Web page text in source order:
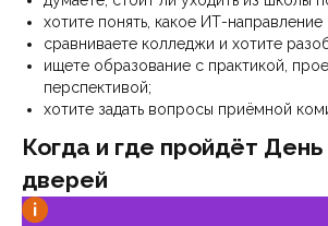
хотите понять, какое ИТ-
сравниваете колледжи и хотите
ищете образование с практикой,
перспективой;
хотите задать вопросы приёмной
Когда и где пройдёт
дверей